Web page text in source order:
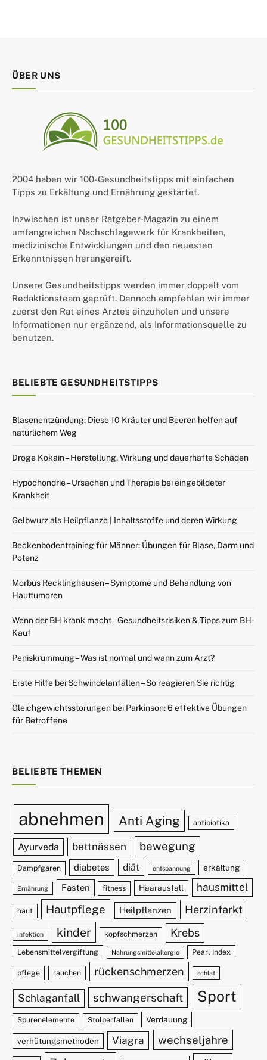
ÜBER UNS
2004 haben wir 100-Gesundheitstipps mit einfachen
Tipps zu Erkältung und Ernährung gestartet.
Inzwischen ist unser Ratgeber-Magazin zu einem
umfangreichen Nachschlagewerk für Krankheiten,
medizinische Entwicklungen und den neuesten
Erkenntnissen herangereift.
Unsere Gesundheitstipps werden immer doppelt vom
Redaktionsteam geprüft. Dennoch empfehlen wir immer
zuerst den Rat eines Arztes einzuholen und unsere
Informationen nur ergänzend, als Informationsquelle zu
benutzen.
BELIEBTE GESUNDHEITSTIPPS
Blasenentzündung: Diese 10 Kräuter und Beeren helfen auf
natürlichem Weg
Droge Kokain – Herstellung, Wirkung und dauerhafte Schäden
Hypochondrie – Ursachen und Therapie bei eingebildeter
Krankheit
Gelbwurz als Heilpflanze | Inhaltsstoffe und deren Wirkung
Beckenbodentraining für Männer: Übungen für Blase, Darm und
Potenz
Morbus Recklinghausen – Symptome und Behandlung von
Hauttumoren
Wenn der BH krank macht – Gesundheitsrisiken & Tipps zum BH-
Kauf
Peniskrümmung – Was ist normal und wann zum Arzt?
Erste Hilfe bei Schwindelanfällen – So reagieren Sie richtig
Gleichgewichtsstörungen bei Parkinson: 6 effektive Übungen
für Betroffene
BELIEBTE THEMEN
abnehmen Anti Aging antibiotika
Ayurveda bettnässen bewegung
Dampfgaren diabetes diät entspannung erkältung
Ernährung Fasten fitness Haarausfall hausmittel
haut Hautpflege Heilpflanzen Herzinfarkt
infektion kinder kopfschmerzen Krebs
Lebensmittelvergiftung Nahrungsmittelallergie Pearl Index
pflege rauchen rückenschmerzen schlaf
Schlaganfall schwangerschaft Sport
Spurenelemente Stolperfallen Verdauung
verhütungsmethoden Viagra wechseljahre